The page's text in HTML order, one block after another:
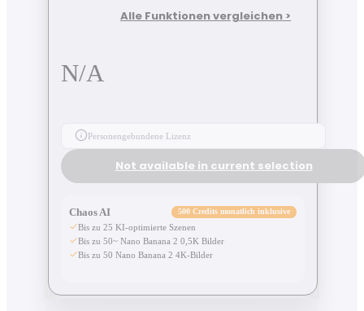
Alle Funktionen vergleichen >
N/A
Personengebundene Lizenz
Not available in current selection
Chaos AI 500 Credits monatlich inklusive
Bis zu 25 KI-optimierte Szenen
Bis zu 50~ Nano Banana 2 0,5K Bilder
Bis zu 50 Nano Banana 2 4K-Bilder